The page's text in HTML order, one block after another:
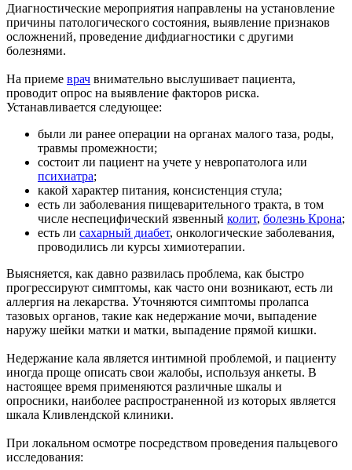
Диагностические мероприятия направлены на установление
причины патологического состояния, выявление признаков
осложнений, проведение дифдиагностики с другими
болезнями.
На приеме врач внимательно выслушивает пациента,
проводит опрос на выявление факторов риска.
Устанавливается следующее:
были ли ранее операции на органах малого таза, роды,
травмы промежности;
состоит ли пациент на учете у невропатолога или
психиатра;
какой характер питания, консистенция стула;
есть ли заболевания пищеварительного тракта, в том
числе неспецифический язвенный колит, болезнь Крона;
есть ли сахарный диабет, онкологические заболевания,
проводились ли курсы химиотерапии.
Выясняется, как давно развилась проблема, как быстро
прогрессируют симптомы, как часто они возникают, есть ли
аллергия на лекарства. Уточняются симптомы пролапса
тазовых органов, такие как недержание мочи, выпадение
наружу шейки матки и матки, выпадение прямой кишки.
Недержание кала является интимной проблемой, и пациенту
иногда проще описать свои жалобы, используя анкеты. В
настоящее время применяются различные шкалы и
опросники, наиболее распространенной из которых является
шкала Кливлендской клиники.
При локальном осмотре посредством проведения пальцевого
исследования: